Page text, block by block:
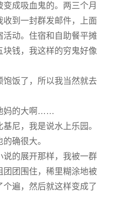
成吸血鬼的。两三个月
收到一封群发邮件，上面
活动。住宿和自助餐平摊
块钱，我这样的穷鬼好像
饭了，所以我当然就去
妈的大啊……
尼，我是说水上乐园。
确很大。
说的展开那样，我被一群
团团围住，稀里糊涂地被
个遍，然后就这样变成了